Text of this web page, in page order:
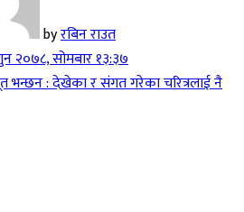
byरबिन राउत
२०७८, सोमबार १३:३७